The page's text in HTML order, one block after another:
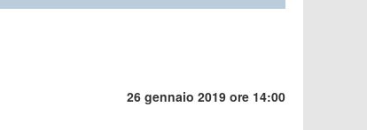
26 gennaio 2019 ore 14:00